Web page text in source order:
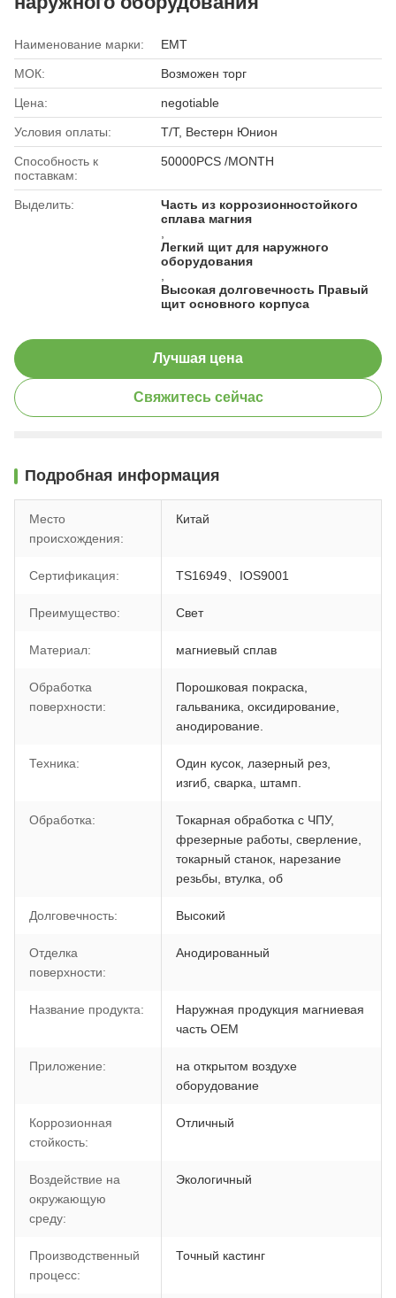
Наименование марки: EMT
МОК: Возможен торг
Цена: negotiable
Условия оплаты: Т/Т, Вестерн Юнион
Способность к
поставкам:
50000PCS /MONTH
Выделить:
Часть из коррозионностойкого
сплава магния
Легкий щит для наружного
оборудования
Высокая долговечность Правый
щит основного корпуса
Лучшая цена
Свяжитесь сейчас
Подробная информация
Место
происхождения:
Китай
Сертификация: TS16949、IOS9001
Преимущество: Свет
Материал: магниевый сплав
Обработка
поверхности:
Порошковая покраска,
гальваника, оксидирование,
анодирование.
Техника:
Один кусок, лазерный рез,
изгиб, сварка, штамп.
Обработка:
Токарная обработка с ЧПУ,
фрезерные работы, сверление,
токарный станок, нарезание
резьбы, втулка, об
Долговечность: Высокий
Отделка
поверхности:
Анодированный
Название продукта:
Наружная продукция магниевая
часть OEM
Приложение:
на открытом воздухе
оборудование
Коррозионная
стойкость:
Отличный
Воздействие на
окружающую
среду:
Экологичный
Производственный
процесс:
Точный кастинг